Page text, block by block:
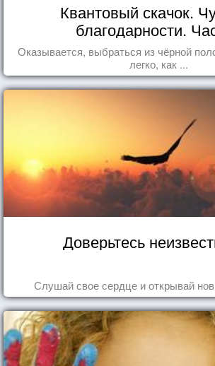
Квантовый скачок.
благодарности.
Оказывается, выбраться из чёрной
легко, как ...
Доверьтесь
Слушай свое сердце и открывай